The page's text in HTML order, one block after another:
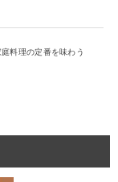
料理の定番を味わう